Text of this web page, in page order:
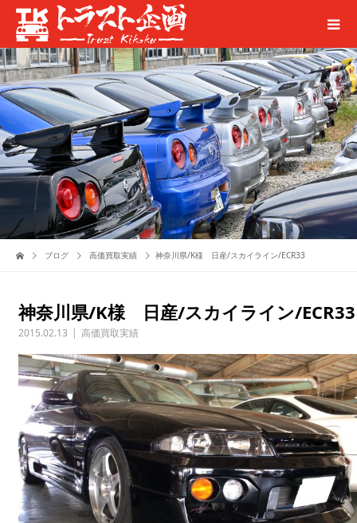
ブログ 高価買取実績 神奈川県/K様 日産/スカイライン/ECR33
神奈川県/K様 日産/スカイライン/ECR33
2015.02.13 高価買取実績